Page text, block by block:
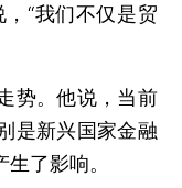
“我们不仅是贸
。他说，当前
是新兴国家金融
了影响。